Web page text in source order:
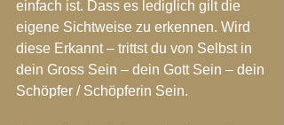
einfach ist. Dass es lediglich gilt die
eigene Sichtweise zu erkennen. Wird
diese Erkannt – trittst du von Selbst in
dein Gross Sein – dein Gott Sein – dein
Schöpfer / Schöpferin Sein.